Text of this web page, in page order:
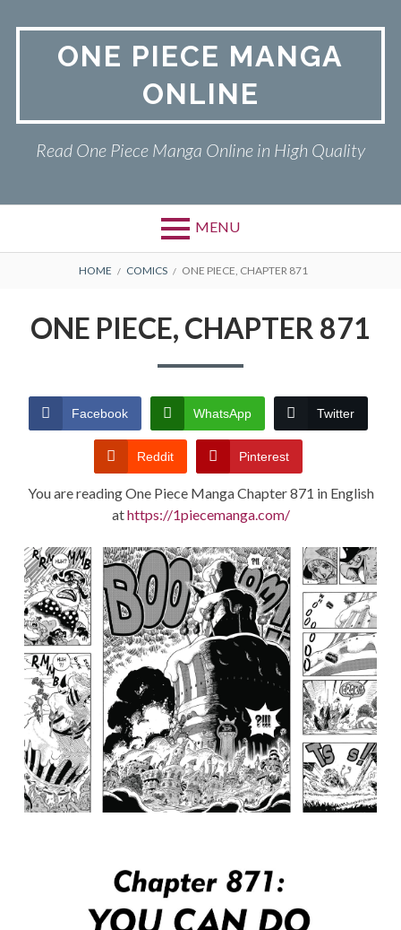
ONE PIECE MANGA
ONLINE
Read One Piece Manga Online in High Quality
MENU
Primary
ONE PIECE
TERMS AND
CONDITIONS
BREADCRUMBS
HOME COMICS ONE PIECE, CHAPTER 871
ONE PIECE, CHAPTER 871
Facebook WhatsApp Twitter
Reddit Pinterest
You are reading One Piece Manga Chapter 871 in English
athttps://1piecemanga.com/